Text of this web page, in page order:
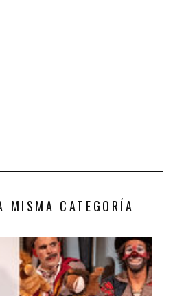
MISMA CATEGORÍA